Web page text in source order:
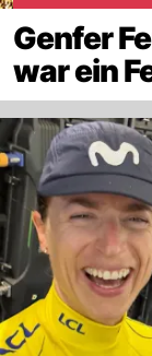
Genfer
war ein